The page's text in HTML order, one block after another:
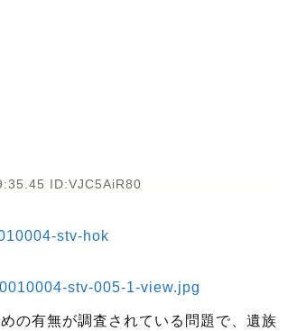
ID:VJC5AiR80
stv-hok
stv-005-1-view.jpg
の有無が調査されている問題で、遺族